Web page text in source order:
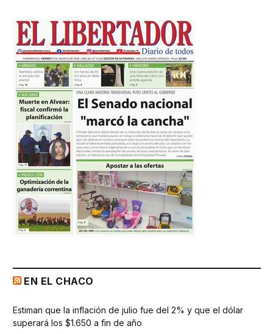
EN EL CHACO
Estiman que la inflación de julio fue del 2% y que el dólar
superará los $1.650 a fin de año